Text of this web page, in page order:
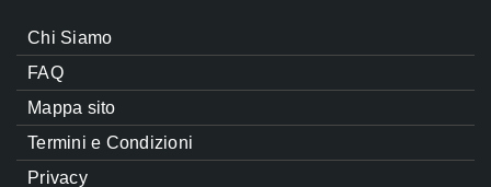
Chi Siamo
FAQ
Mappa sito
Termini e Condizioni
Privacy